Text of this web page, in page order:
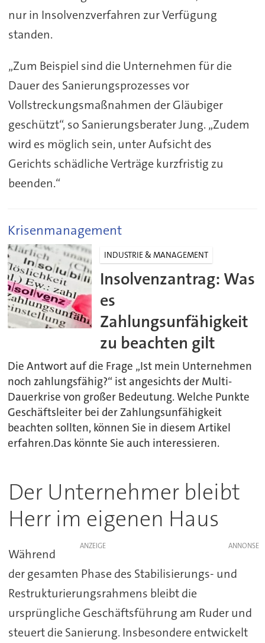
nur in Insolvenzverfahren zur Verfügung
standen.
„Zum Beispiel sind die Unternehmen für die
Dauer des Sanierungsprozesses vor
Vollstreckungsmaßnahmen der Gläubiger
geschützt“, so Sanierungsberater Jung. „Zudem
wird es möglich sein, unter Aufsicht des
Gerichts schädliche Verträge kurzfristig zu
beenden.“
Krisenmanagement
INDUSTRIE & MANAGEMENT
Insolvenzantrag: Was
es
Zahlungsunfähigkeit
zu beachten gilt
Die Antwort auf die Frage „Ist mein Unternehmen
noch zahlungsfähig?“ ist angesichts der Multi-
Dauerkrise von großer Bedeutung. Welche Punkte
Geschäftsleiter bei der Zahlungsunfähigkeit
beachten sollten, können Sie in diesem Artikel
erfahren.Das könnte Sie auch interessieren.
Der Unternehmer bleibt
Herr im eigenen Haus
ANZEIGE
Während
der gesamten Phase des Stabilisierungs- und
Restrukturierungsrahmens bleibt die
ursprüngliche Geschäftsführung am Ruder und
steuert die Sanierung. Insbesondere entwickelt